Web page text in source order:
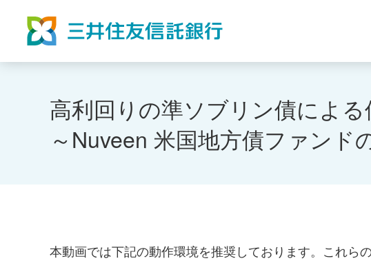
高利回りの準ソブリン債によ
～Nuveen 米国地方債ファンド
本動画では下記の動作環境を推奨しております。これら